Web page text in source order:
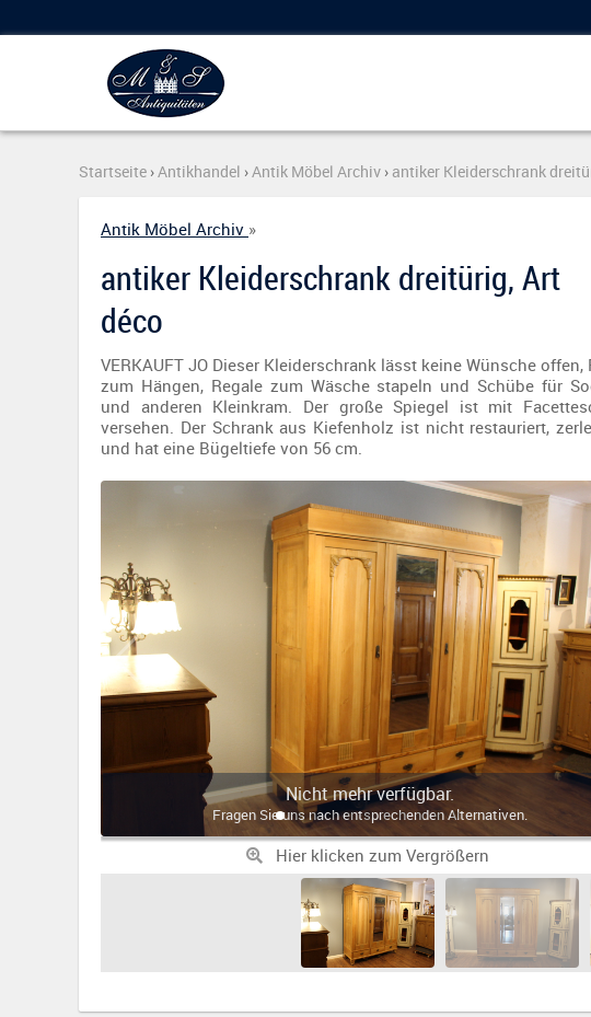
Startseite ›Antikhandel ›Antik Möbel Archiv › antiker Kleiderschrank
Antik Möbel Archiv »
antiker Kleiderschrank dreitürig, Art
déco
VERKAUFT JO Dieser Kleiderschrank lässt keine Wünsche offen,
zum Hängen, Regale zum Wäsche stapeln und Schübe für
und anderen Kleinkram. Der große Spiegel ist mit
versehen. Der Schrank aus Kiefenholz ist nicht restauriert,
und hat eine Bügeltiefe von 56 cm.
Nicht mehr verfügbar.
Fragen Sie uns nach entsprechenden Alternativen.
Hier klicken zum Vergrößern